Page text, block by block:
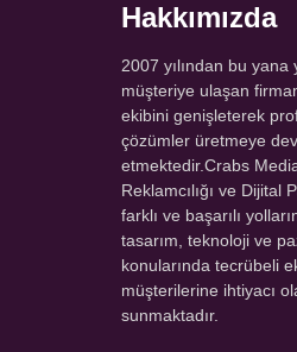
Hakkımızda
2007 yılından bu yana
müşteriye ulaşan
ekibini genişleterek
çözümler üretmeye
etmektedir.Crabs
Reklamcılığı ve Dijital
farklı ve başarılı
tasarım, teknoloji ve
konularında tecrübeli
müşterilerine ihtiyacı
sunmaktadır.